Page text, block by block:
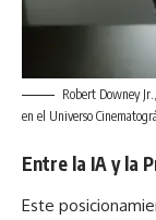
Robert Downey
en el Universo
Entre la IA y la
Este